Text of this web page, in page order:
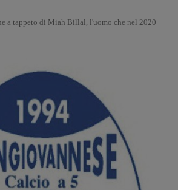
a tappeto di Miah Billal, l'uomo che nel 2020